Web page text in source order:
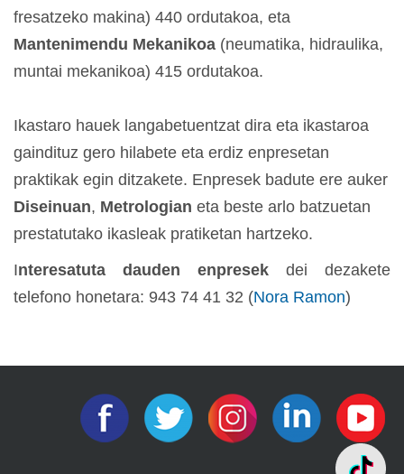
fresatzeko makina) 440 ordutakoa, eta
Mantenimendu Mekanikoa (neumatika, hidraulika,
muntai mekanikoa) 415 ordutakoa.
Ikastaro hauek langabetuentzat dira eta ikastaroa
gaindituz gero hilabete eta erdiz enpresetan
praktikak egin ditzakete. Enpresek badute ere auker
Diseinuan, Metrologian eta beste arlo batzuetan
prestatutako ikasleak pratiketan hartzeko.
Interesatuta dauden enpresek dei dezakete
telefono honetara: 943 74 41 32 (Nora Ramon)